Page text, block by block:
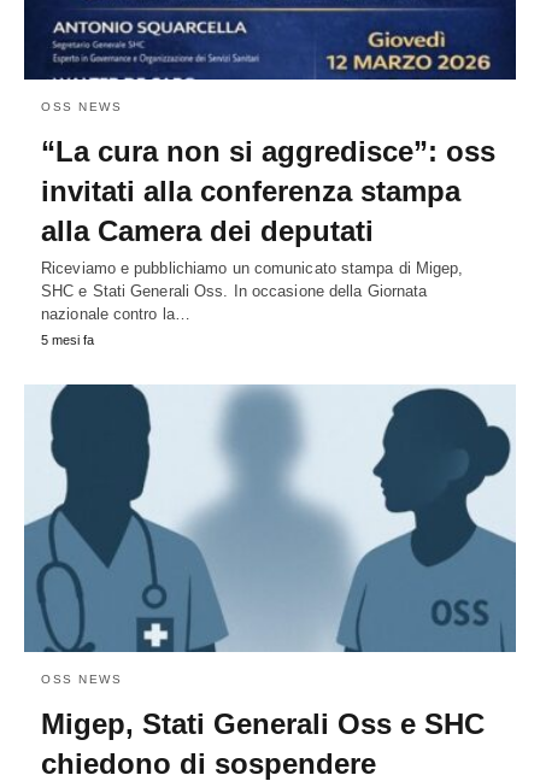
OSS NEWS
“La cura non si aggredisce”: oss
invitati alla conferenza stampa
alla Camera dei deputati
Riceviamo e pubblichiamo un comunicato stampa di Migep,
SHC e Stati Generali Oss. In occasione della Giornata
nazionale contro la…
5 mesi fa
OSS NEWS
Migep, Stati Generali Oss e SHC
chiedono di sospendere